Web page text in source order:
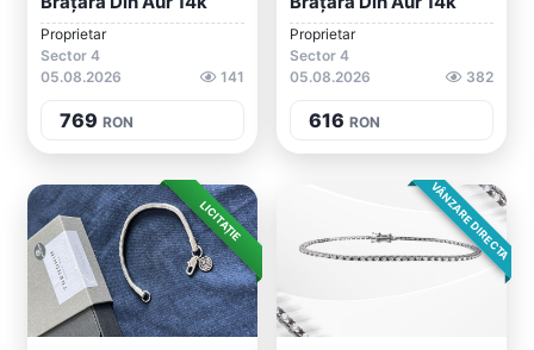
Proprietar
Sector 4
05.08.2026
141
769 RON
Proprietar
Sector 4
05.08.2026
382
616 RON
LICITAȚIE VÂNZARE DIRECTA